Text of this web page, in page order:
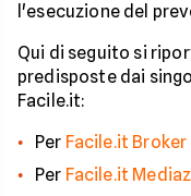
l'esecuzione del
Qui di seguito si
predisposte dai
Facile.it:
Per Facile.it Broker
Per Facile.it